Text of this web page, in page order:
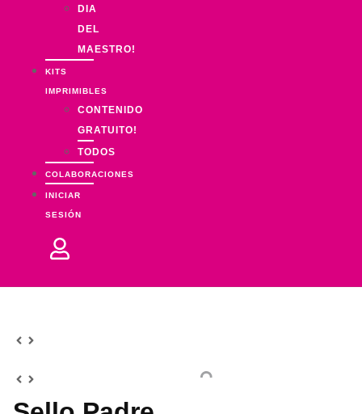
DIA
DEL
MAESTRO!
KITS
IMPRIMIBLES
CONTENIDO
GRATUITO!
TODOS
COLABORACIONES
INICIAR
SESIÓN